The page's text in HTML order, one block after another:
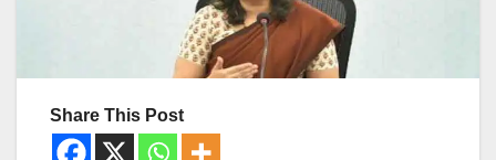
Share This Post